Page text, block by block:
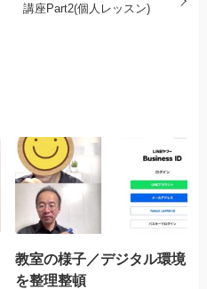
講座Part2(個人レッスン)
教室の様子／デジタル環境
を整理整頓